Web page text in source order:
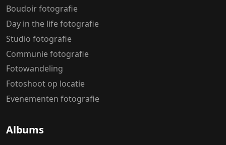
Boudoir fotografie
Day in the life fotografie
Studio fotografie
Communie fotografie
Fotowandeling
Fotoshoot op locatie
Evenementen fotografie
Albums